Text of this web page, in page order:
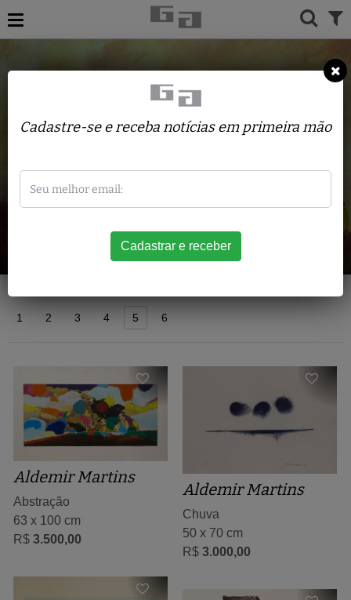
Acervo
1 2 3 4 5 6
Aldemir Martins
Abstração
63 x 100 cm
R$ 3.500,00
Aldemir Martins
Chuva
50 x 70 cm
R$ 3.000,00
Cadastre-se e receba notícias em primeira mão